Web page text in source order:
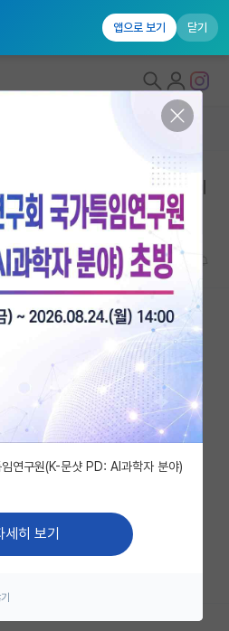
앱으로 보기 닫기
시판
랩)
씩 조언 주시면 감사하겠습니
연구원(K-문샷 PD: AI과학자 분야)
세히 보기